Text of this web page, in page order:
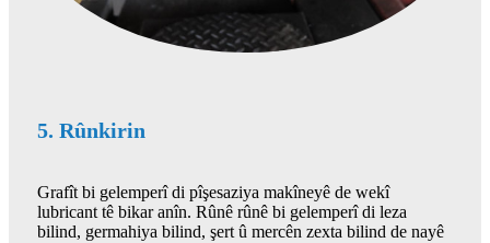
5. Rûnkirin
Grafît bi gelemperî di pîşesaziya makîneyê de wekî
lubricant tê bikar anîn. Rûnê rûnê bi gelemperî di leza
bilind, germahiya bilind, şert û mercên zexta bilind de nayê